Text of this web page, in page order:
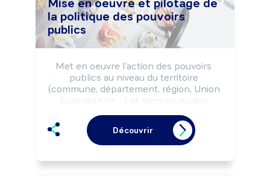
Mise en oeuvre et pilotage de
la politique des pouvoirs
publics
Met en oeuvre l'action des pouvoirs
publics au niveau du territoire
(commune, département, région, Union
Européenne, ...) et dans un ou des
(développement économique, emploi
et insertion, aménagement du territoire,
...).
directives et les orientations des
Découvrir